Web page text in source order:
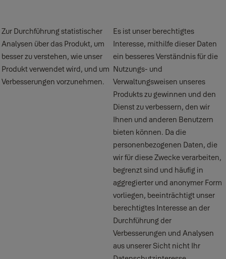
Zur Durchführung statistischer
Analysen über das Produkt, um
besser zu verstehen, wie unser
Produkt verwendet wird, und um
Verbesserungen vorzunehmen.
Es ist unser berechtigtes
Interesse, mithilfe dieser Daten
ein besseres Verständnis für die
Nutzungs- und
Verwaltungsweisen unseres
Produkts zu gewinnen und den
Dienst zu verbessern, den wir
Ihnen und anderen Benutzern
bieten können. Da die
personenbezogenen Daten, die
wir für diese Zwecke verarbeiten,
begrenzt sind und häufig in
aggregierter und anonymer Form
vorliegen, beeinträchtigt unser
berechtigtes Interesse an der
Durchführung der
Verbesserungen und Analysen
aus unserer Sicht nicht Ihr